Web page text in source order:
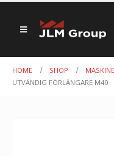
HOME SHOP
UTVÄNDIG FÖRLÄNGARE M40